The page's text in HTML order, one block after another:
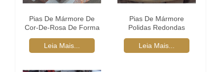
Pias De Mármore De
Cor-De-Rosa De Forma
De Coração
Leia Mais...
Pias De Mármore
Polidas Redondas
Brancas
Leia Mais...